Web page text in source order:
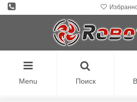
Menu Поиск